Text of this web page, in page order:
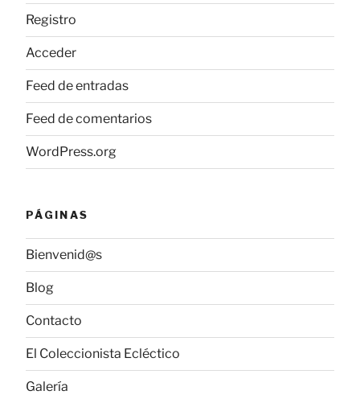
Registro
Acceder
Feed de entradas
Feed de comentarios
WordPress.org
PÁGINAS
Bienvenid@s
Blog
Contacto
El Coleccionista Ecléctico
Galería